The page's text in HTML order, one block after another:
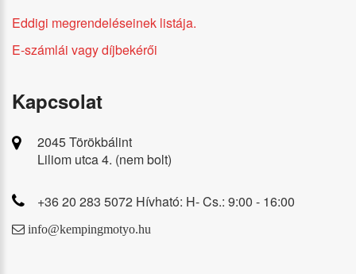
Eddigi megrendeléseinek listája.
E-számlái vagy díjbekérői
Kapcsolat
2045 Törökbálint
Liliom utca 4. (nem bolt)
+36 20 283 5072 Hívható: H- Cs.: 9:00 - 16:00
info@kempingmotyo.hu